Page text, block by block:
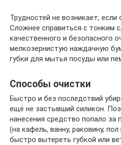
Трудностей не возникает,
Сложнее справиться с тонким
качественного и безопасного
мелкозернистую наждачную
губки для мытья посуды или
Способы очистки
Быстро и без последствий
ещё не застывший силикон.
нанесения средство попало за
(на кафель, ванну, раковину,
быстро вытереть губкой или